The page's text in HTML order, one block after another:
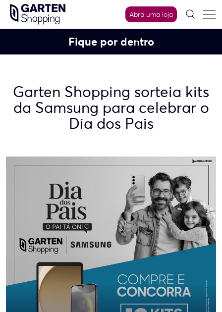
Skip
content
Abra uma loja
Fique por dentro
Garten Shopping sorteia kits
da Samsung para celebrar o
Dia dos Pais